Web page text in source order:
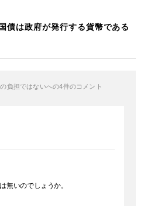
債は政府が発行する貨幣である
負担ではないへの4件のコメント
無いのでしょうか。